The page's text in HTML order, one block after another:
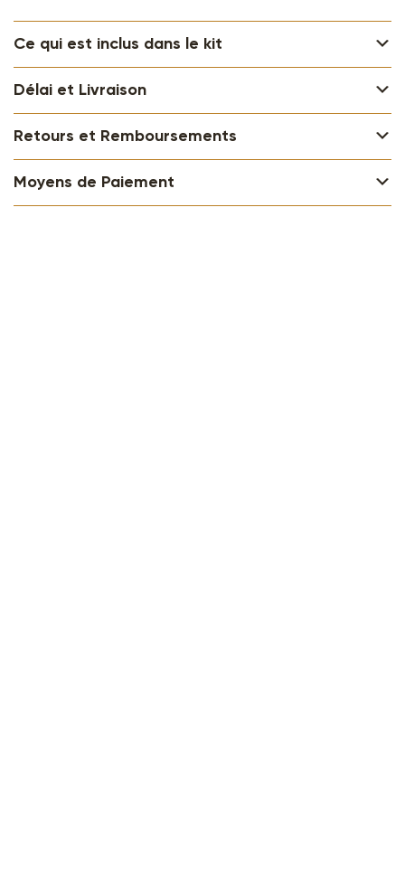
Ce qui est inclus dans le kit
Délai et Livraison
Retours et Remboursements
Moyens de Paiement